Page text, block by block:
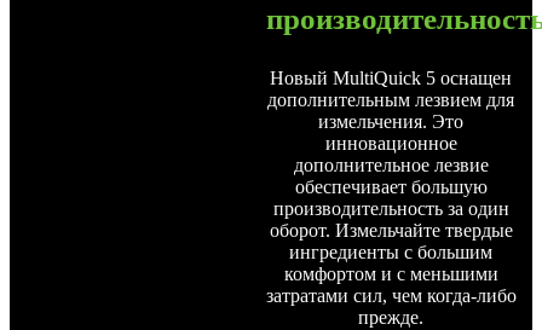
Новый MultiQuick 5 оснащен
дополнительным лезвием для
измельчения. Это
инновационное
дополнительное лезвие
обеспечивает большую
производительность за один
оборот. Измельчайте твердые
ингредиенты с большим
комфортом и с меньшими
затратами сил, чем когда-либо
прежде.